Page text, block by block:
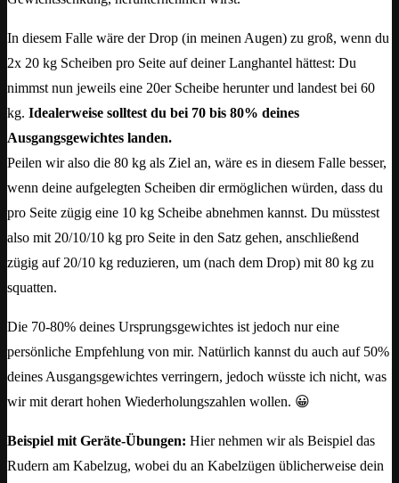
In diesem Falle wäre der Drop (in meinen Augen) zu groß, wenn du
2x 20 kg Scheiben pro Seite auf deiner Langhantel hättest: Du
nimmst nun jeweils eine 20er Scheibe herunter und landest bei 60
kg. Idealerweise solltest du bei 70 bis 80% deines
Ausgangsgewichtes landen.
Peilen wir also die 80 kg als Ziel an, wäre es in diesem Falle besser,
wenn deine aufgelegten Scheiben dir ermöglichen würden, dass du
pro Seite zügig eine 10 kg Scheibe abnehmen kannst. Du müsstest
also mit 20/10/10 kg pro Seite in den Satz gehen, anschließend
zügig auf 20/10 kg reduzieren, um (nach dem Drop) mit 80 kg zu
squatten.
Die 70-80% deines Ursprungsgewichtes ist jedoch nur eine
persönliche Empfehlung von mir. Natürlich kannst du auch auf 50%
deines Ausgangsgewichtes verringern, jedoch wüsste ich nicht, was
wir mit derart hohen Wiederholungszahlen wollen. 😀
Beispiel mit Geräte-Übungen: Hier nehmen wir als Beispiel das
Rudern am Kabelzug, wobei du an Kabelzügen üblicherweise dein